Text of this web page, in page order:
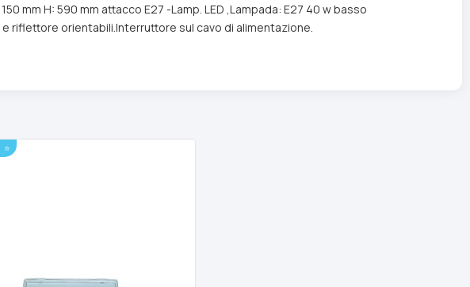
mm H: 590 mm attacco E27 -Lamp. LED ,Lampada: E27 40 w basso
riflettore orientabili.Interruttore sul cavo di alimentazione.
⭐